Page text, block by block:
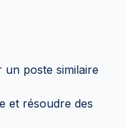
poste similaire
et résoudre des